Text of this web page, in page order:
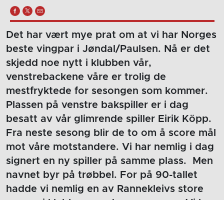
Det har vært mye prat om at vi har Norges
beste vingpar i Jøndal/Paulsen. Nå er det
skjedd noe nytt i klubben vår,
venstrebackene våre er trolig de
mestfryktede for sesongen som kommer.
Plassen på venstre bakspiller er i dag
besatt av vår glimrende spiller Eirik Köpp.
Fra neste sesong blir de to om å score mål
mot våre motstandere. Vi har nemlig i dag
signert en ny spiller på samme plass. Men
navnet byr på trøbbel. For på 90-tallet
hadde vi nemlig en av Rannekleivs store